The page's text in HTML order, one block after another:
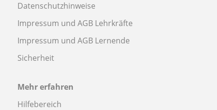
Datenschutzhinweise
Impressum und AGB Lehrkräfte
Impressum und AGB Lernende
Sicherheit
Mehr erfahren
Hilfebereich